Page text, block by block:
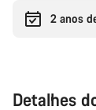
2 anos
Detalhes